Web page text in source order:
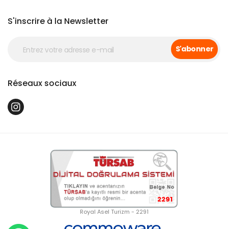
S'inscrire à la Newsletter
S'abonner
Réseaux sociaux
2291
Royal Asel Turizm - 2291